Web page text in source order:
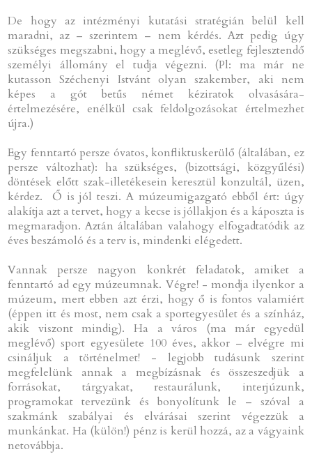
De hogy az intézményi kutatási stratégián belül kell
maradni, az – szerintem – nem kérdés. Azt pedig úgy
szükséges megszabni, hogy a meglévő, esetleg fejlesztendő
személyi állomány el tudja végezni. (Pl: ma már ne
kutasson Széchenyi Istvánt olyan szakember, aki nem
képes a gót betűs német kéziratok olvasására-
értelmezésére, enélkül csak feldolgozásokat értelmezhet
újra.)
Egy fenntartó persze óvatos, konfliktuskerülő (általában, ez
persze változhat): ha szükséges, (bizottsági, közgyűlési)
döntések előtt szak-illetékesein keresztül konzultál, üzen,
kérdez. Ő is jól teszi. A múzeumigazgató ebből ért: úgy
alakítja azt a tervet, hogy a kecse is jóllakjon és a káposzta is
megmaradjon. Aztán általában valahogy elfogadtatódik az
éves beszámoló és a terv is, mindenki elégedett.
Vannak persze nagyon konkrét feladatok, amiket a
fenntartó ad egy múzeumnak. Végre! - mondja ilyenkor a
múzeum, mert ebben azt érzi, hogy ő is fontos valamiért
(éppen itt és most, nem csak a sportegyesület és a színház,
akik viszont mindig). Ha a város (ma már egyedül
meglévő) sport egyesülete 100 éves, akkor – elvégre mi
csináljuk a történelmet! - legjobb tudásunk szerint
megfelelünk annak a megbízásnak és összeszedjük a
forrásokat, tárgyakat, restaurálunk, interjúzunk,
programokat tervezünk és bonyolítunk le – szóval a
szakmánk szabályai és elvárásai szerint végezzük a
munkánkat. Ha (külön!) pénz is kerül hozzá, az a vágyaink
netovábbja.